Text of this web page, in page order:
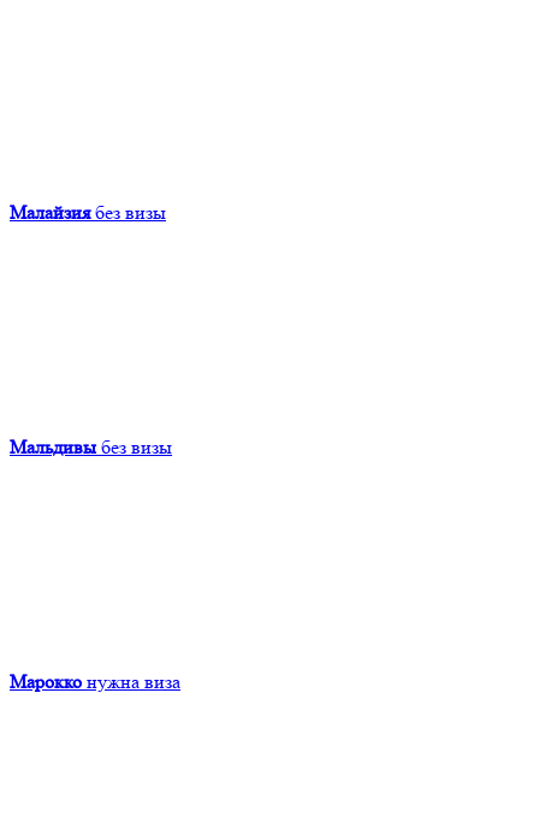
Малайзия без визы
Мальдивы без визы
Марокко нужна виза